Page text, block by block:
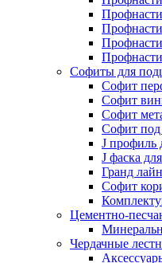
Софиты для
Cофит
Софит
Софит
Софит под
J профиль
J фаска
Гранд
Софит
Цементно-
Чердачные